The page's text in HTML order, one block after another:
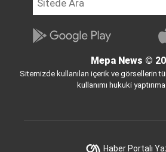
Mepa News ©
Sitemizde kullanılan içerik ve görsellerin
kullanımı hukuki
Haber Portalı